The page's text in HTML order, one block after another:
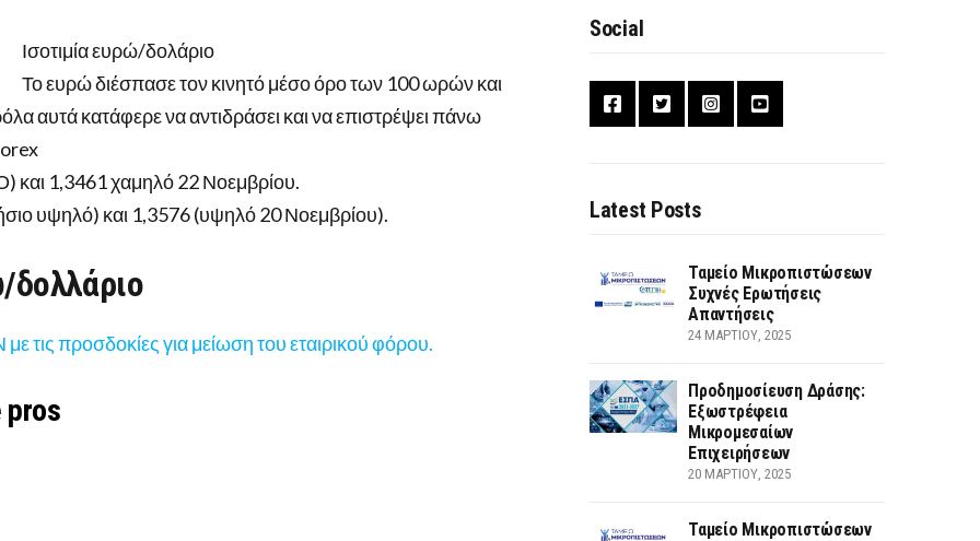
Ισοτιμία ευρώ/δολάριο
Το ευρώ διέσπασε τον κινητό μέσο όρο των 100 ωρών και
αυτά κατάφερε να αντιδράσει και να επιστρέψει πάνω
και 1,3461 χαμηλό 22 Νοεμβρίου.
υψηλό) και 1,3576 (υψηλό 20 Νοεμβρίου).
δολλάριο
τις προσδοκίες για μείωση του εταιρικού φόρου.
pros
Social
Latest Posts
Ταμείο Μικροπιστώσεων
Συχνές Ερωτήσεις
Απαντήσεις
24 ΜΑΡΤΊΟΥ, 2025
Προδημοσίευση Δράσης:
Εξωστρέφεια
Μικρομεσαίων
Επιχειρήσεων
20 ΜΑΡΤΊΟΥ, 2025
Ταμείο Μικροπιστώσεων